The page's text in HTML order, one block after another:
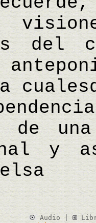
del
de
y
Audio |